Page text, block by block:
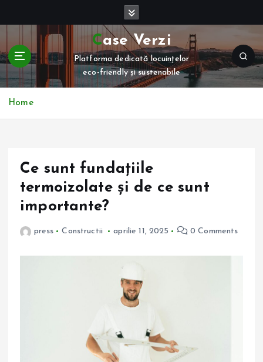
t
c
Case Verzi
Platforma dedicată locuințelor
eco-friendly și sustenabile
Home
Ce sunt fundațiile
termoizolate și de ce sunt
importante?
press Constructii aprilie 11, 2025 0 Comments